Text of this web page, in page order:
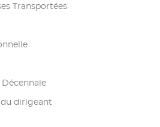
Transportées
Décennale
du dirigeant